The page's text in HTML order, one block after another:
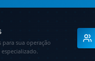
para sua operação